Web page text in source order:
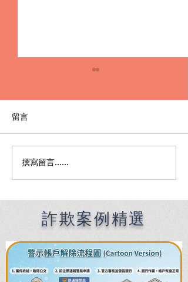
Premier English
Speaking Criminal
Filipinos in Taiwan:
Chien Sheng
International Law Firm
留言
撰寫留言......
詐欺案例精選